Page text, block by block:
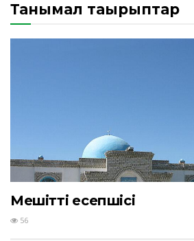
Танымал тақырыптар
Мешіттің есепшісі
56